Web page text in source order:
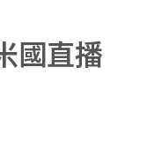
國直播